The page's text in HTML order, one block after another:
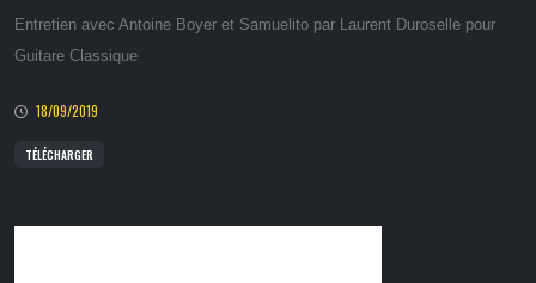
Entretien avec Antoine Boyer et Samuelito par Laurent Duroselle pour
Guitare Classique
18/09/2019
TÉLÉCHARGER